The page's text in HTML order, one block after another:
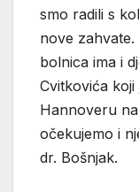
smo radili s
nove
bolnica ima i
Cvitkovića
Hannoveru
očekujemo i
dr. Bošnjak.